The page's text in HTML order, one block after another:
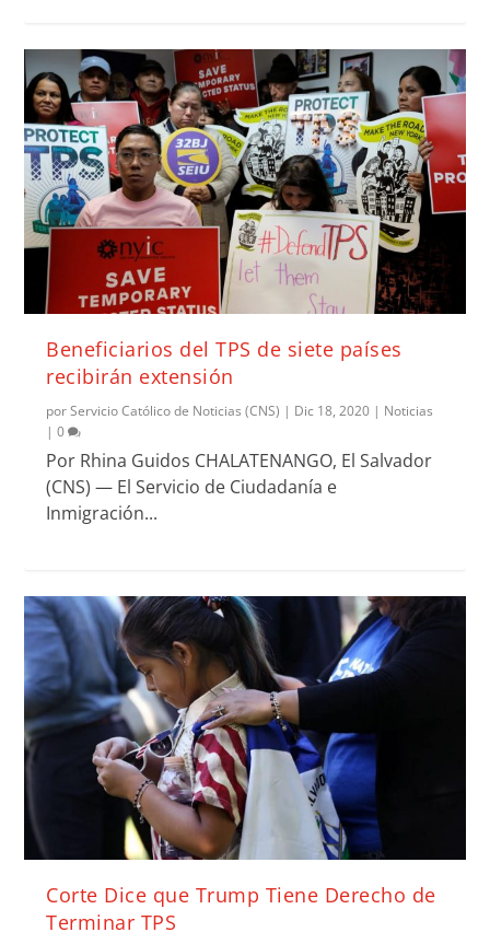
Beneficiarios del TPS de siete países
recibirán extensión
porServicio Católico de Noticias (CNS) | Dic 18, 2020 | Noticias
|0
Por Rhina Guidos CHALATENANGO, El Salvador
(CNS) — El Servicio de Ciudadanía e
Inmigración...
Corte Dice que Trump Tiene Derecho de
Terminar TPS